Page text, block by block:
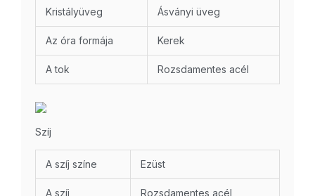
Kristályüveg Ásványi üveg
Az óra formája Kerek
A tok Rozsdamentes acél
Szíj
A szíj színe Ezüst
A szíj Rozsdamentes acél